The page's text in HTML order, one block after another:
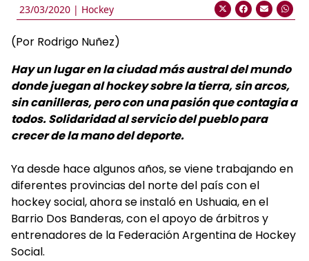
23/03/2020 | Hockey
(Por Rodrigo Nuñez)
Hay un lugar en la ciudad más austral del mundo
donde juegan al hockey sobre la tierra, sin arcos,
sin canilleras, pero con una pasión que contagia a
todos. Solidaridad al servicio del pueblo para
crecer de la mano del deporte.
Ya desde hace algunos años, se viene trabajando en
diferentes provincias del norte del país con el
hockey social, ahora se instaló en Ushuaia, en el
Barrio Dos Banderas, con el apoyo de árbitros y
entrenadores de la Federación Argentina de Hockey
Social.